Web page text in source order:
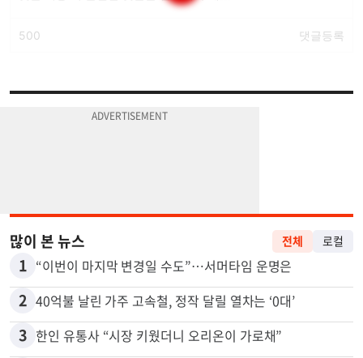
많이 본 뉴스 전체 로컬
1 “이번이 마지막 변경일 수도”…서머타임 운명은
2 40억불 날린 가주 고속철, 정작 달릴 열차는 ‘0대’
3 한인 유통사 “시장 키웠더니 오리온이 가로채”